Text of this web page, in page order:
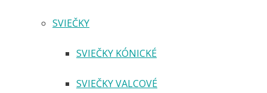
SVIEČKY
SVIEČKY KÓNICKÉ
SVIEČKY VALCOVÉ